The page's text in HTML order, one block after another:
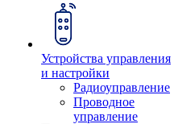
Устройства управления
и настройки
Радиоуправление
Проводное
управление